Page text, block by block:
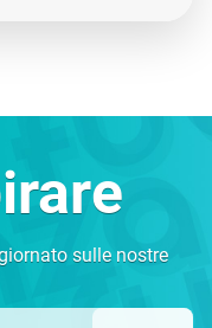
sulle nostre